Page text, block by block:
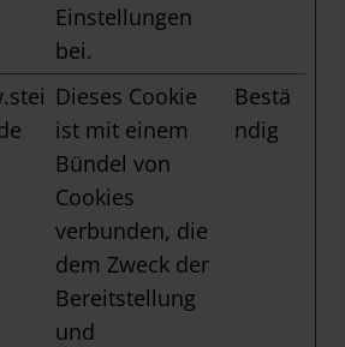
Einstellungen
bei.
Dieses Cookie
ist mit einem
Bündel von
Cookies
verbunden, die
dem Zweck der
Bereitstellung
und
Bestä
ndig